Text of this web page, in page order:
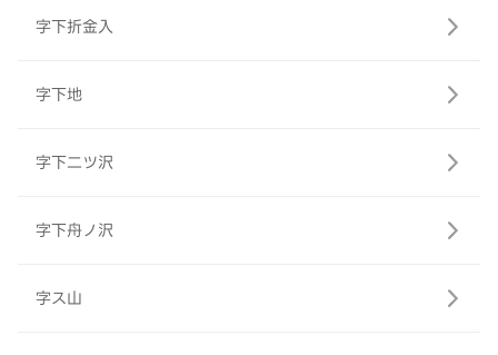
字下折金入
字下地
字下二ツ沢
字下舟ノ沢
字ス山